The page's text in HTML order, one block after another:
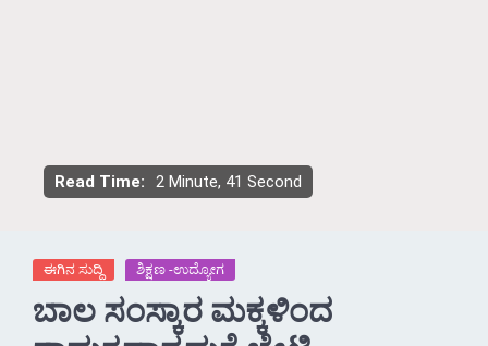
Read Time: 2 Minute, 41 Second
ಈಗಿನ ಸುದ್ದಿ ಶಿಕ್ಷಣ -ಉದ್ಯೋಗ
ಬಾಲ ಸಂಸ್ಕಾರ ಮಕ್ಕಳಿಂದ